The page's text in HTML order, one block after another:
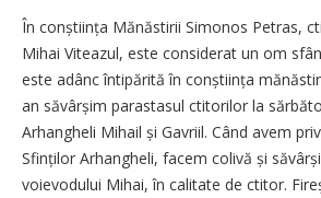
În conștiința Mănăstirii Simonos Petras,
Mihai Viteazul, este considerat un om
este adânc întipărită în conștiința
an săvârșim parastasul ctitorilor la
Arhangheli Mihail și Gavriil. Când avem
Sfinților Arhangheli, facem colivă și
voievodului Mihai, în calitate de ctitor.